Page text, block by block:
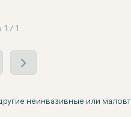
/ 1
неинвазивные или